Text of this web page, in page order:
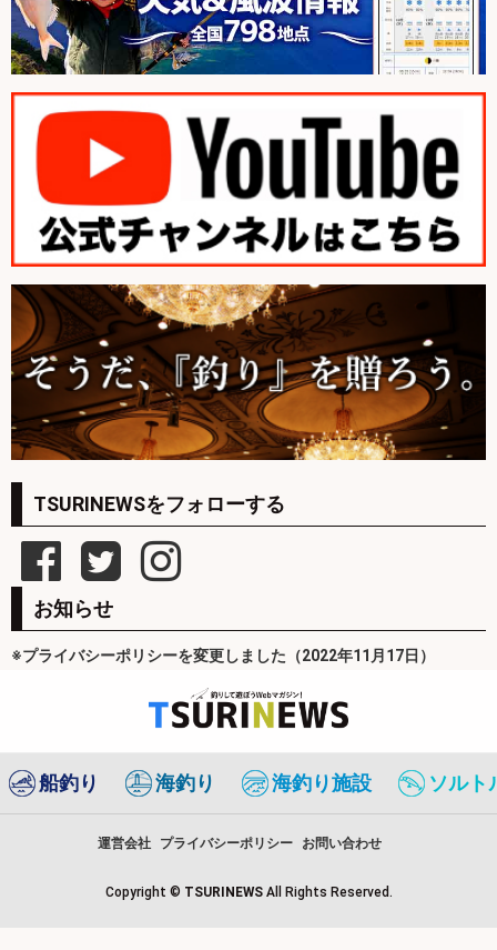
TSURINEWSをフォローする
お知らせ
※プライバシーポリシーを変更しました（2022年11月17日）
船釣り 海釣り 海釣り施設 ソルト
運営会社 プライバシーポリシー お問い合わせ
Copyright © TSURINEWS All Rights Reserved.